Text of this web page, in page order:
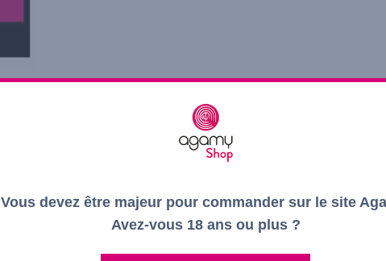
Vous devez être majeur pour commander sur le site
Avez-vous 18 ans ou plus ?